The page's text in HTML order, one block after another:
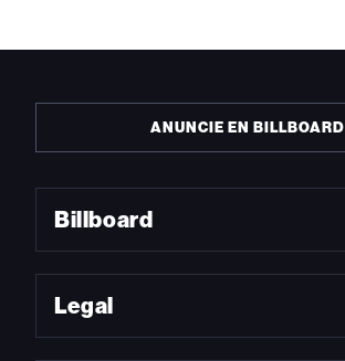
ANUNCIE EN BILLBOARD
Billboard
Legal